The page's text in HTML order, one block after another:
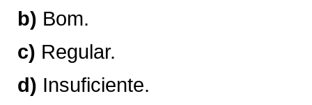
b) Bom.
c) Regular.
d) Insuficiente.